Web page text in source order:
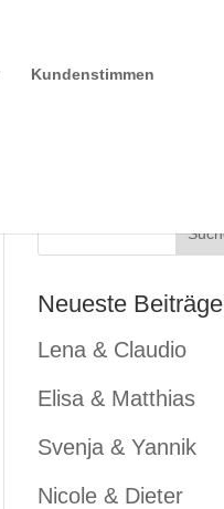
Kundenstimmen
Neueste Beiträge
Lena & Claudio
Elisa & Matthias
Svenja & Yannik
Nicole & Dieter